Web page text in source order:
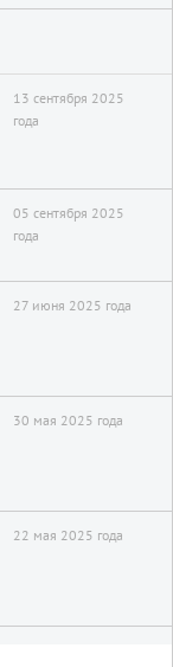
13 сентября 2025
года
05 сентября 2025
года
27 июня 2025 года
30 мая 2025 года
22 мая 2025 года